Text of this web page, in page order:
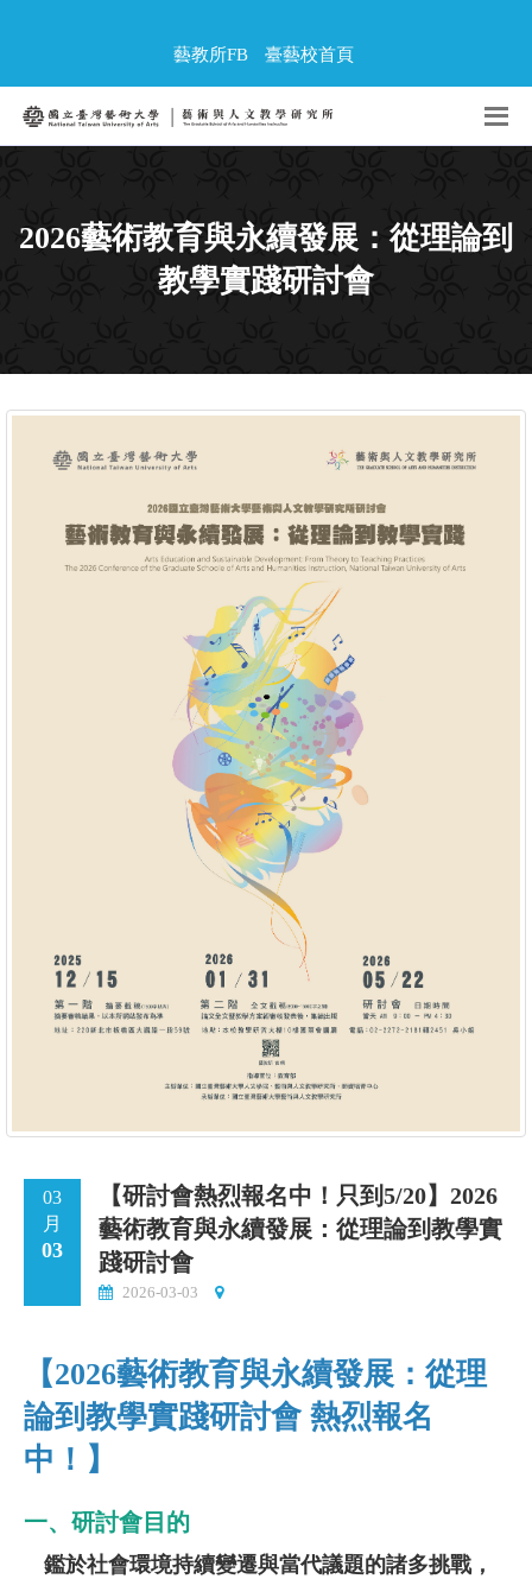
藝教所FB 臺藝校首頁
2026藝術教育與永續發展：從理論到
教學實踐研討會
03
月
03
【研討會熱烈報名中！只到5/20】2026
藝術教育與永續發展：從理論到教學實
踐研討會
2026-03-03
【2026藝術教育與永續發展：從理
論到教學實踐研討會 熱烈報名
中！】
一、研討會目的
鑑於社會環境持續變遷與當代議題的諸多挑戰，